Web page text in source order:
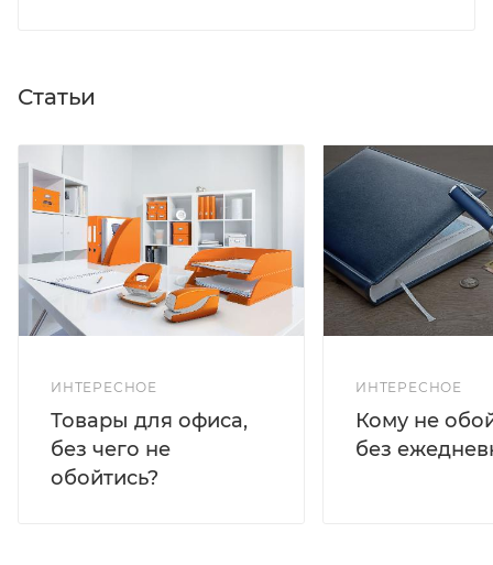
Статьи
ИНТЕРЕСНОЕ
Товары для офиса,
без чего не
обойтись?
ИНТЕРЕСНОЕ
Кому не
без